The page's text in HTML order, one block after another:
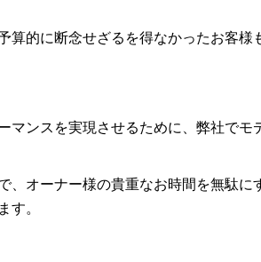
算的に断念せざるを得なかったお客様
マンスを実現させるために、弊社でモ
、オーナー様の貴重なお時間を無駄に
。